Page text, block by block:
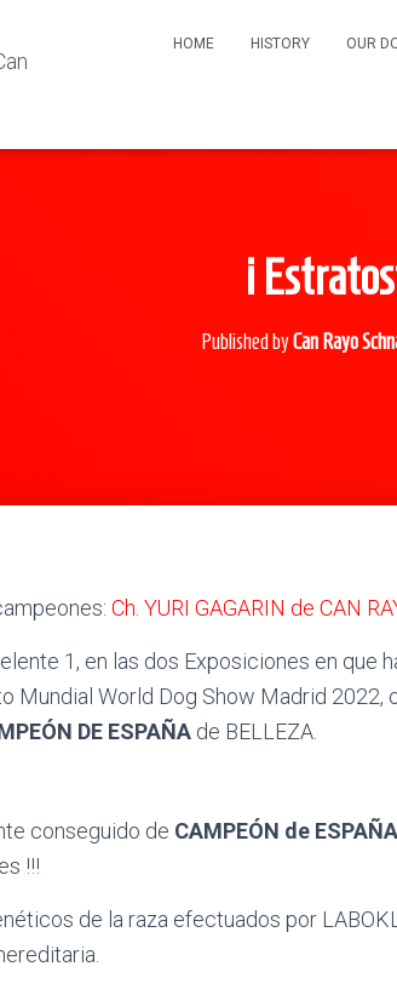
HOME HISTORY OUR
¡
Published byCan Rayo
Ch. YURI GAGARIN de CAN
1, en las dos Exposiciones en que
Mundial World Dog Show Madrid 2022,
DE ESPAÑA de BELLEZA.
conseguido de CAMPEÓN de
!!!
de la raza efectuados por